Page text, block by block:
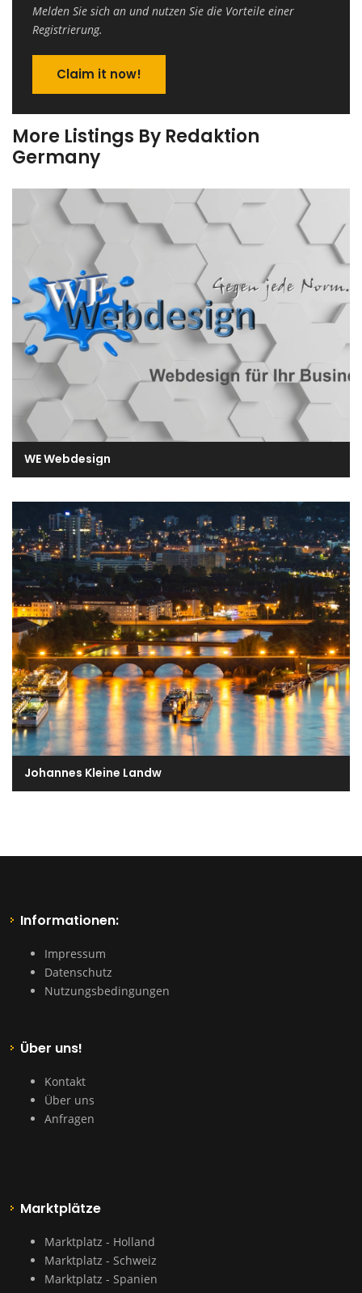
Melden Sie sich an und nutzen Sie die Vorteile einer
Registrierung.
Claim it now!
More Listings By Redaktion
Germany
WE Webdesign
Johannes Kleine Landw
Informationen:
Impressum
Datenschutz
Nutzungsbedingungen
Über uns!
Kontakt
Über uns
Anfragen
Marktplätze
Marktplatz - Holland
Marktplatz - Schweiz
Marktplatz - Spanien